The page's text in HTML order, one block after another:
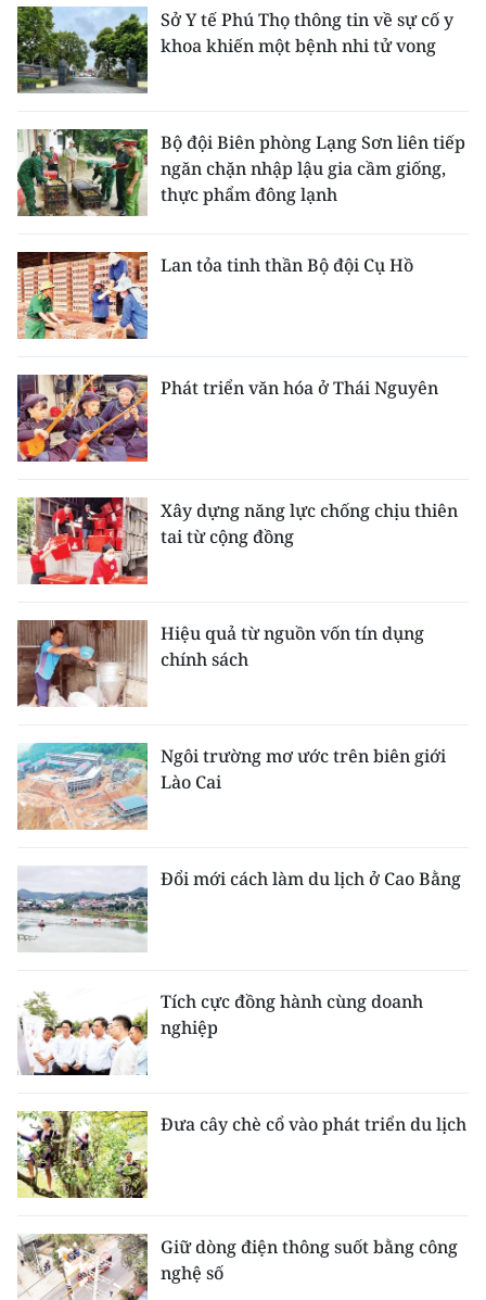
Sở Y tế Phú Thọ thông tin về sự cố y
khoa khiến một bệnh nhi tử vong
Bộ đội Biên phòng Lạng Sơn liên tiếp
ngăn chặn nhập lậu gia cầm giống,
thực phẩm đông lạnh
Lan tỏa tinh thần Bộ đội Cụ Hồ
Phát triển văn hóa ở Thái Nguyên
Xây dựng năng lực chống chịu thiên
tai từ cộng đồng
Hiệu quả từ nguồn vốn tín dụng
chính sách
Ngôi trường mơ ước trên biên giới
Lào Cai
Đổi mới cách làm du lịch ở Cao Bằng
Tích cực đồng hành cùng doanh
nghiệp
Đưa cây chè cổ vào phát triển du lịch
Giữ dòng điện thông suốt bằng công
nghệ số